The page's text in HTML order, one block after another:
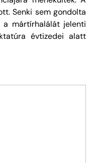
Senki sem gondolta
a mártírhalálát jelenti
évtizedei alatt